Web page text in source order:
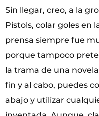
Sin llegar, creo, a la
Pistols, colar goles en
prensa siempre fue
porque tampoco
la trama de una
fin y al cabo, puedes
abajo y utilizar